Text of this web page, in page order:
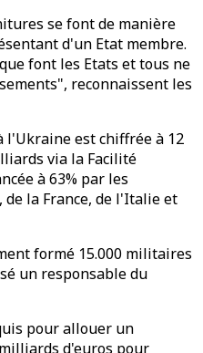
se font de manière
d'un Etat membre.
font les Etats et tous ne
reconnaissent les
l'Ukraine est chiffrée à 12
via la Facilité
à 63% par les
la France, de l'Italie et
formé 15.000 militaires
un responsable du
pour allouer un
d'euros pour